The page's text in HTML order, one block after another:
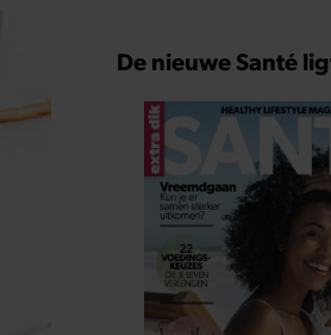
De nieuwe Santé